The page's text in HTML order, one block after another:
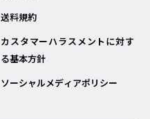
送料規約
カスタマーハラスメントに対す
る基本方針
ソーシャルメディアポリシー